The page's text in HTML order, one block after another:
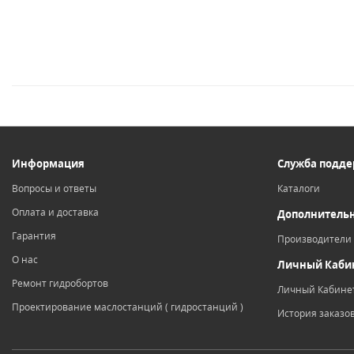
Информация
Вопросы и ответы
Оплата и доставка
Гарантия
О нас
Ремонт гидробортов
Проектирование маслостанций ( гидростанций )
Служба
Каталоги
Производители
Личный
Личный
История